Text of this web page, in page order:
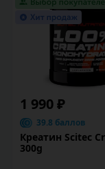
1 990 ₽
39.8 баллов
Креатин Scitec
300g